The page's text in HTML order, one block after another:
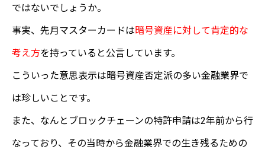
ではないでしょうか。
事実、先月マスターカードは暗号資産に対して肯定的な
考え方を持っていると公言しています。
こういった意思表示は暗号資産否定派の多い金融業界で
は珍しいことです。
また、なんとブロックチェーンの特許申請は2年前から行
なっており、その当時から金融業界での生き残るための